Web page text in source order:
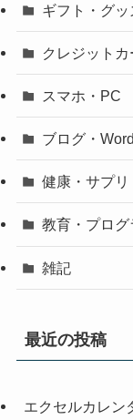
ギフト・グッ
クレジット
スマホ・PC
ブログ・
健康・サプリ
教育・プロ
雑記
最近の投稿
エクセルカレン